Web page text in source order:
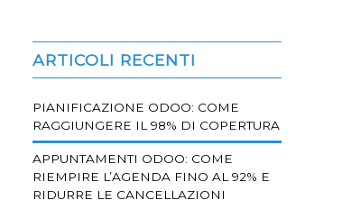
ARTICOLI RECENTI
PIANIFICAZIONE ODOO: COME
RAGGIUNGERE IL 98% DI COPERTURA
APPUNTAMENTI ODOO: COME
RIEMPIRE L’AGENDA FINO AL 92% E
RIDURRE LE CANCELLAZIONI